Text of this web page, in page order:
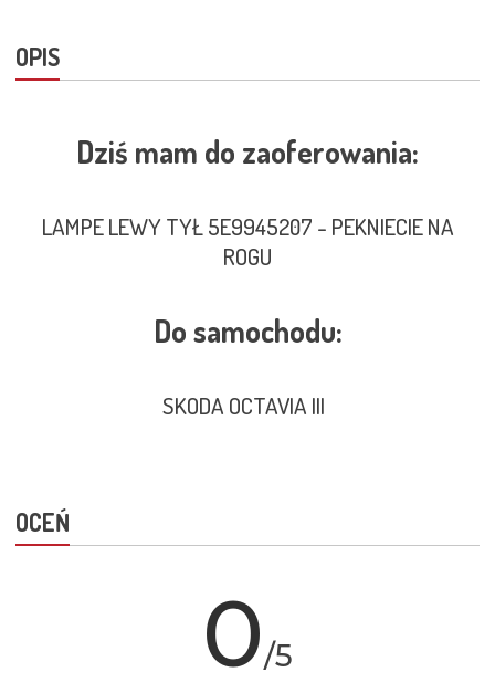
OPIS
Dziś mam do zaoferowania:
LAMPE LEWY TYŁ 5E9945207 - PEKNIECIE NA
ROGU
Do samochodu:
SKODA OCTAVIA III
OCEŃ
0/5